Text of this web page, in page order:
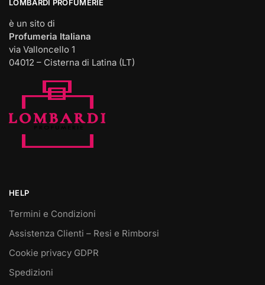
LOMBARDI PROFUMERIE
è un sito di
Profumeria Italiana
via Valloncello 1
04012 – Cisterna di Latina (LT)
HELP
Termini e Condizioni
Assistenza Clienti – Resi e Rimborsi
Cookie privacy GDPR
Spedizioni